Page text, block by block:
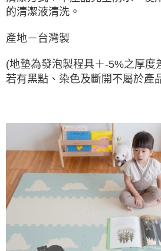
的清潔液清洗。
產地－台灣製
(地墊為發泡製程具＋-5%之厚度
若有黑點、染色及斷開不屬於產